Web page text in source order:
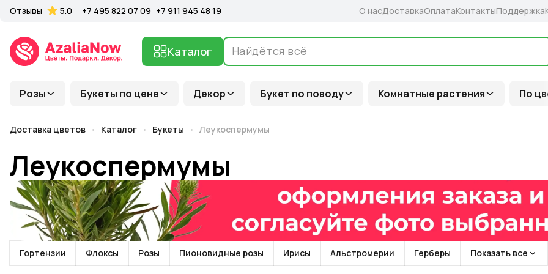
Розы Букеты по цене Декор Букет по поводу Комнатные растения По
Каталог
Отзывы 5.0 +7 495 822 07 09 +7 911 945 48 19 О насДоставкаОплатаКонтактыПоддержка
Доставка цветов Каталог Букеты Леукоспермумы
Леукоспермумы
Гортензии Флоксы Розы Пионовидные розы Ирисы Альстромерии Герберы Показать все